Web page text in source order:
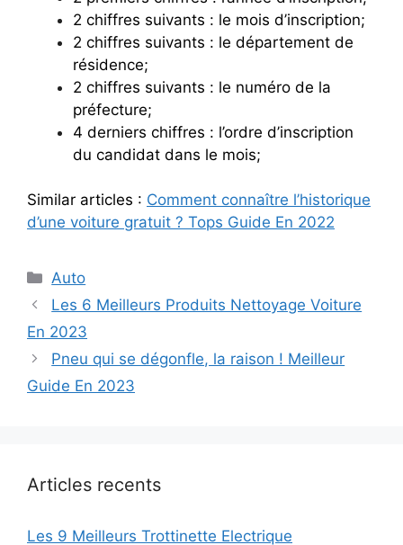
2 chiffres suivants : le mois d’inscription;
2 chiffres suivants : le département de
résidence;
2 chiffres suivants : le numéro de la
préfecture;
4 derniers chiffres : l’ordre d’inscription
du candidat dans le mois;
Similar articles : Comment connaître l’historique
d’une voiture gratuit ? Tops Guide En 2022
Categories
Auto
Les 6 Meilleurs Produits Nettoyage Voiture
En 2023
Pneu qui se dégonfle, la raison ! Meilleur
Guide En 2023
Articles recents
Les 9 Meilleurs Trottinette Electrique